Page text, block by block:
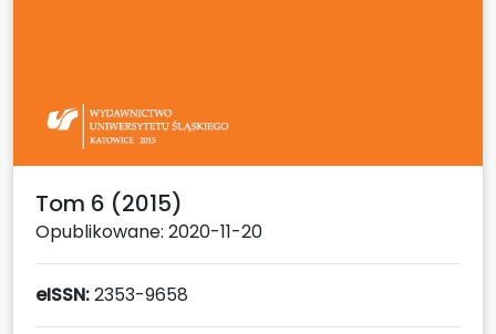
Tom 6 (2015)
Opublikowane: 2020-11-20
eISSN:2353-9658